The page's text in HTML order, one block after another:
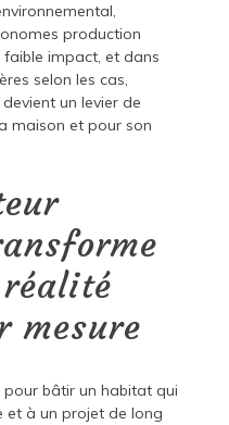
production
faible impact, et dans
selon les cas,
un levier de
maison et pour son
mesure
pour bâtir un habitat qui
et à un projet de long